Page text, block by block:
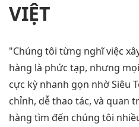
VIỆT
"Chúng tôi từng nghĩ việc
hàng là phức tạp, nhưng
cực kỳ nhanh gọn nhờ Siêu
chỉnh, dễ thao tác, và quan
hàng tìm đến chúng tôi